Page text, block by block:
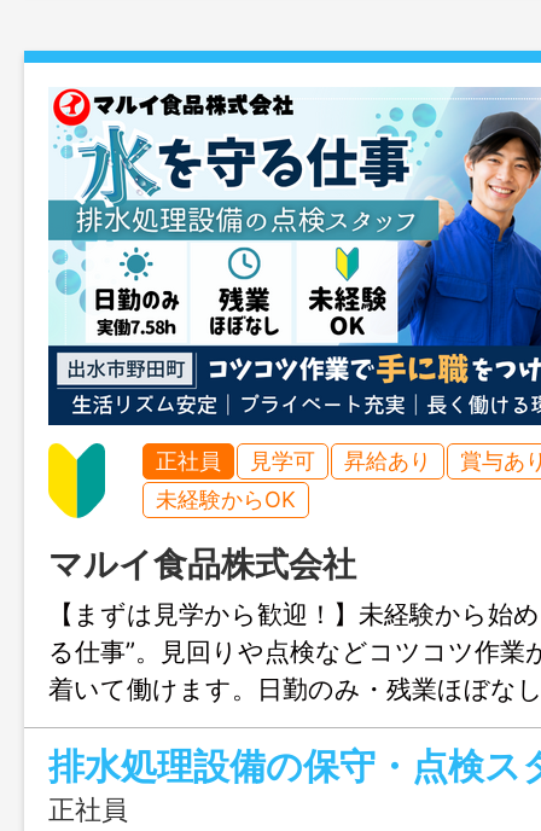
正社員 見学可 昇給あり
賞与あ
未経験からOK
マルイ食品株式会社
【まずは見学から歓迎！】未経験から始
る仕事”。見回りや点検などコツコツ作業
着いて働けます。日勤のみ・残業ほぼな
けられる環境も魅力。専門スキルも身に
来を目指せます。
排水処理設備の保守・点検ス
正社員